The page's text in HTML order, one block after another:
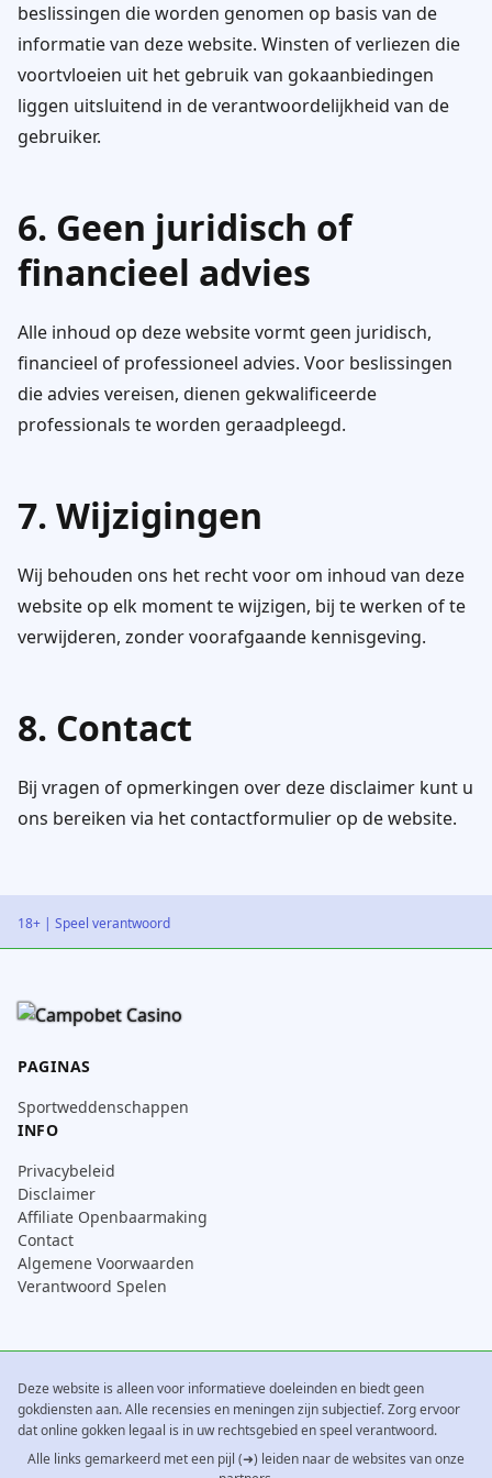
beslissingen die worden genomen op basis van de
informatie van deze website. Winsten of verliezen die
voortvloeien uit het gebruik van gokaanbiedingen
liggen uitsluitend in de verantwoordelijkheid van de
gebruiker.
6. Geen juridisch of
financieel advies
Alle inhoud op deze website vormt geen juridisch,
financieel of professioneel advies. Voor beslissingen
die advies vereisen, dienen gekwalificeerde
professionals te worden geraadpleegd.
7. Wijzigingen
Wij behouden ons het recht voor om inhoud van deze
website op elk moment te wijzigen, bij te werken of te
verwijderen, zonder voorafgaande kennisgeving.
8. Contact
Bij vragen of opmerkingen over deze disclaimer kunt u
ons bereiken via het contactformulier op de website.
18+ | Speel verantwoord
PAGINAS
Sportweddenschappen
INFO
Privacybeleid
Disclaimer
Affiliate Openbaarmaking
Contact
Algemene Voorwaarden
Verantwoord Spelen
Deze website is alleen voor informatieve doeleinden en biedt geen
gokdiensten aan. Alle recensies en meningen zijn subjectief. Zorg ervoor
dat online gokken legaal is in uw rechtsgebied en speel verantwoord.
Alle links gemarkeerd met een pijl (➜) leiden naar de websites van onze